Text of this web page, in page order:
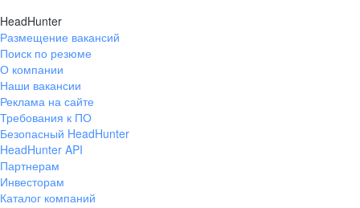
HeadHunter
Размещение вакансий
Поиск по резюме
О компании
Наши вакансии
Реклама на сайте
Требования к ПО
Безопасный HeadHunter
HeadHunter API
Партнерам
Инвесторам
Каталог компаний